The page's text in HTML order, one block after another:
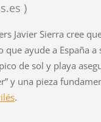
)
Javier Sierra cree
que ayude a España a
de sol y playa
y una pieza
.